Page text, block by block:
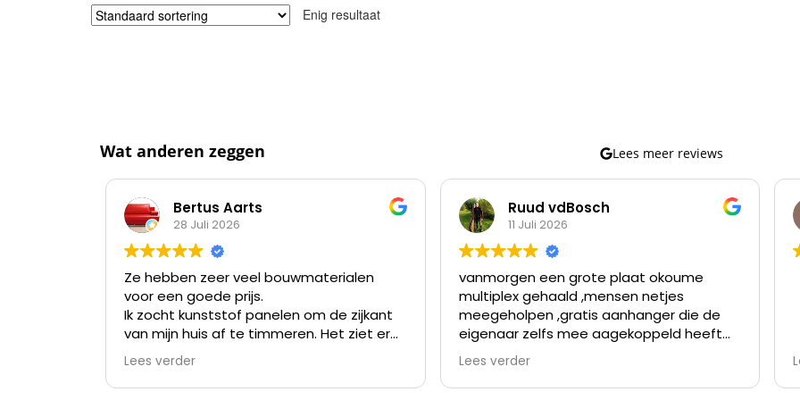
Enig resultaat
Wat anderen zeggen Lees meer reviews
Bertus Aarts
28 Juli 2026
Ze hebben zeer veel bouwmaterialen
voor een goede prijs.
Ik zocht kunststof panelen om de zijkant
van mijn huis af te timmeren. Het ziet er
nu niet meer uit na meer dan 35 jaar en
verven kost me meer tijd dan alles er af
slopen en die kunststof panelen er op
Lees verder
Ruud vdBosch
11 Juli 2026
vanmorgen een grote plaat okoume
multiplex gehaald ,mensen netjes
meegeholpen ,gratis aanhanger die de
eigenaar zelfs mee aagekoppeld heeft
omdat de verloopstekker niet paste
nette prijzen en topservice ,ben er al
meer geweest en kom er vaker
Lees verder